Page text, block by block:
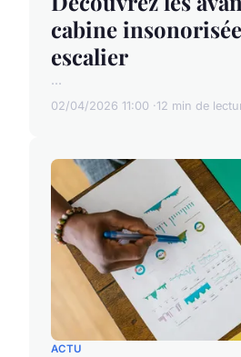
cabine
escalier
...
02/04/2026 11:00 12 min de
ACTU